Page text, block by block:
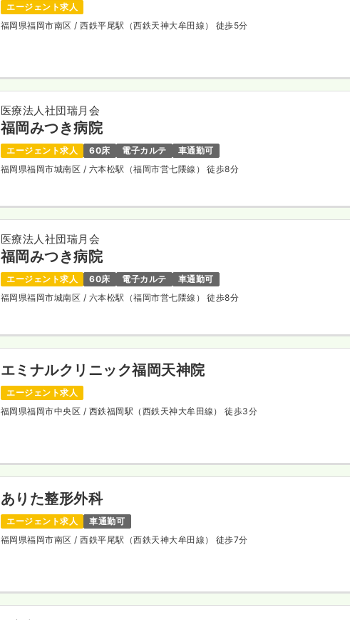
エージェント求人
福岡県福岡市南区/ 西鉄平尾駅（西鉄天神大牟田線） 徒歩5分
医療法人社団瑞月会
福岡みつき病院
エージェント求人 60床 電子カルテ
車通勤可
福岡県福岡市城南区 / 六本松駅（福岡市営七隈線） 徒歩8分
医療法人社団瑞月会
福岡みつき病院
エージェント求人 60床 電子カルテ
車通勤可
福岡県福岡市城南区 / 六本松駅（福岡市営七隈線） 徒歩8分
エミナルクリニック福岡天神院
エージェント求人
福岡県福岡市中央区 / 西鉄福岡駅（西鉄天神大牟田線） 徒歩3分
ありた整形外科
エージェント求人
車通勤可
福岡県福岡市南区/ 西鉄平尾駅（西鉄天神大牟田線） 徒歩7分